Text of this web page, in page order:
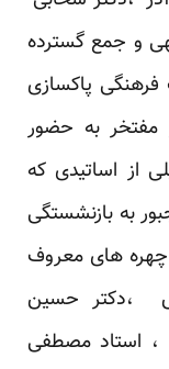
و جمع گسترده
فرهنگی پاکسازی
مفتخر به حضور
از اساتیدی که
به بازنشستگی
چهره های معروف
،دکتر حسین
، استاد مصطفی